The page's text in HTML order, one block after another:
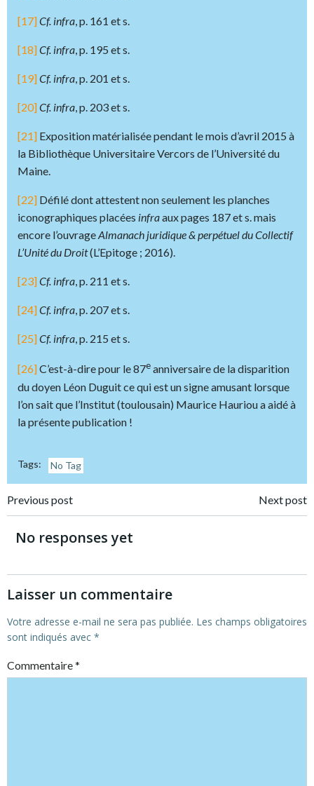
[17]Cf. infra, p. 161 et s.
[18]Cf. infra, p. 195 et s.
[19]Cf. infra, p. 201 et s.
[20]Cf. infra, p. 203 et s.
[21] Exposition matérialisée pendant le mois d’avril 2015 à
la Bibliothèque Universitaire Vercors de l’Université du
Maine.
[22] Défilé dont attestent non seulement les planches
iconographiques placées infraaux pages 187 et s. mais
encore l’ouvrageAlmanach juridique & perpétuel du Collectif
L’Unité du Droit(L’Epitoge ; 2016).
[23]Cf. infra, p. 211 et s.
[24]Cf. infra, p. 207 et s.
[25]Cf. infra, p. 215 et s.
[26]C’est-à-dire pour le 87eanniversaire de la disparition
du doyen Léon Duguit ce qui est un signe amusant lorsque
l’on sait que l’Institut (toulousain) Maurice Hauriou a aidé à
la présente publication !
Tags: No Tag
Post
navigation
Previous post Next post
No responses yet
Laisser un commentaire
Votre adresse e-mail ne sera pas publiée. Les champs obligatoires
sont indiqués avec *
Commentaire*